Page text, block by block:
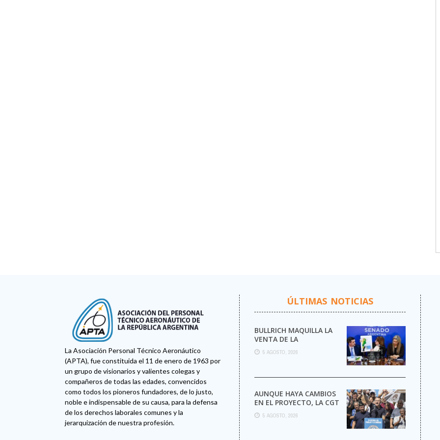
La Asociación Personal Técnico Aeronáutico
(APTA), fue constituida el 11 de enero de 1963 por
un grupo de visionarios y valientes colegas y
compañeros de todas las edades, convencidos
como todos los pioneros fundadores, de lo justo,
noble e indispensable de su causa, para la defensa
de los derechos laborales comunes y la
jerarquización de nuestra profesión.
ÚLTIMAS NOTICIAS
BULLRICH MAQUILLA LA
VENTA DE LA
ARGENTINA
5 AGOSTO, 2026
AUNQUE HAYA CAMBIOS
EN EL PROYECTO, LA CGT
MARCHA AL CONGRESO
CONTRA LA LEY DE ...
5 AGOSTO, 2026